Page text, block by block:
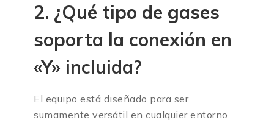
2. ¿Qué tipo de gases
soporta la conexión en
«Y» incluida?
El equipo está diseñado para ser
sumamente versátil en cualquier entorno